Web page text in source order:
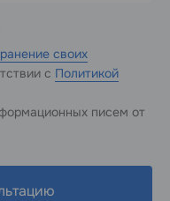
своих
с Политикой
писем от